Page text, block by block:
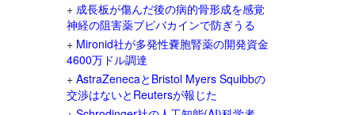
+ 成長板が傷んだ後の病的骨形成を感覚
神経の阻害薬ブピバカインで防ぎうる
+ Mironid社が多発性嚢胞腎薬の開発資金
4600万ドル調達
+ AstraZenecaとBristol Myers Squibbの
交渉はないとReutersが報じた